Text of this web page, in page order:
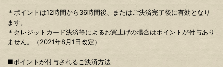
＊ポイントは12時間から36時間後、またはご決済完了後に有効となり
ます。
＊クレジットカード決済等によるお買上げの場合はポイントが付与あり
ません。（2021年8月1日改定）
■ポイントが付与されるご決済方法